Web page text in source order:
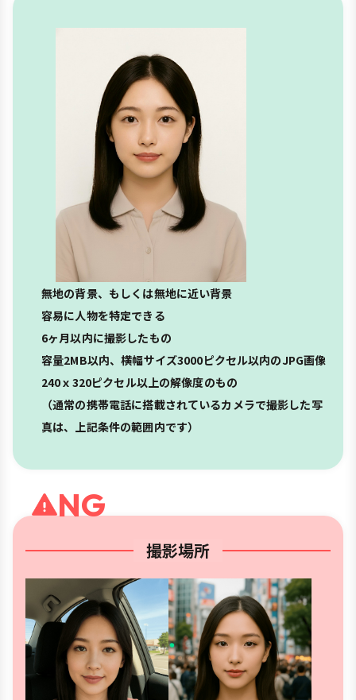
無地の背景、もしくは無地に近い背景
容易に人物を特定できる
6ヶ月以内に撮影したもの
容量2MB以内、横幅サイズ3000ピクセル以内のJPG画像
240ｘ320ピクセル以上の解像度のもの
（通常の携帯電話に搭載されているカメラで撮影した写
真は、上記条件の範囲内です）
NG
撮影場所